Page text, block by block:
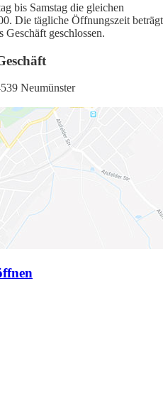
bis Samstag die gleichen
Die tägliche Öffnungszeit beträgt
Geschäft geschlossen.
Neumünster